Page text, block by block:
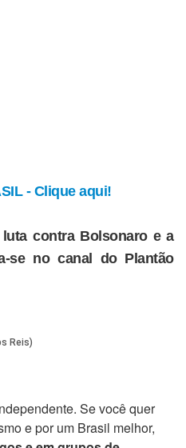
- Clique aqui!
contra Bolsonaro e a
se no canal do Plantão
Se você quer
e por um Brasil melhor,